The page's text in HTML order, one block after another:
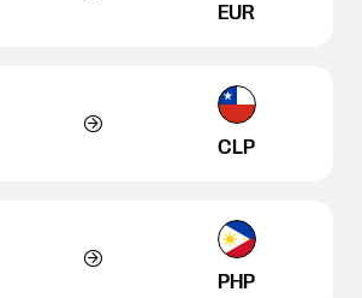
EUR
CLP
PHP